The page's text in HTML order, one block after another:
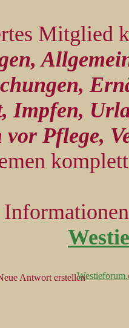
Mitglied
Impfen,
vor Pflege,